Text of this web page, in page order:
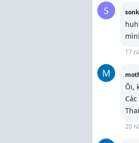
S
17
M
Ôi,
20